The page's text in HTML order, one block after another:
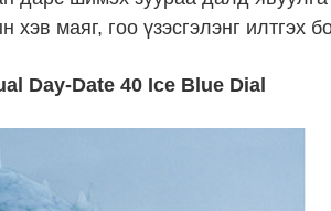
маяг, гоо үзэсгэлэнг илтгэх
Day-Date 40 Ice Blue Dial